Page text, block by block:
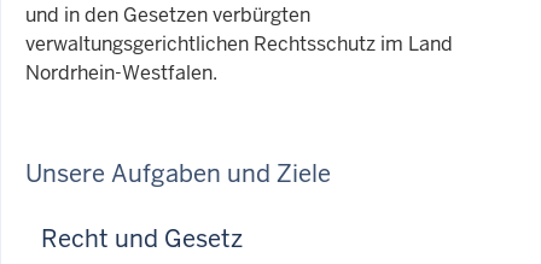
und in den Gesetzen verbürgten
verwaltungsgerichtlichen Rechtsschutz im Land
Nordrhein-Westfalen.
Unsere Aufgaben und Ziele
Recht und Gesetz